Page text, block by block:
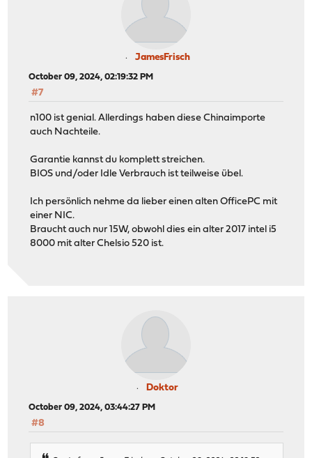
JamesFrisch
October 09, 2024, 02:19:32 PM
#7
n100 ist genial. Allerdings haben diese Chinaimporte
auch Nachteile.
Garantie kannst du komplett streichen.
BIOS und/oder Idle Verbrauch ist teilweise übel.
Ich persönlich nehme da lieber einen alten OfficePC mit
einer NIC.
Braucht auch nur 15W, obwohl dies ein alter 2017 intel i5
8000 mit alter Chelsio 520 ist.
Doktor
October 09, 2024, 03:44:27 PM
#8